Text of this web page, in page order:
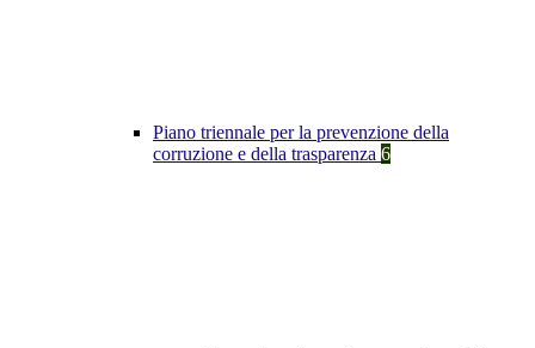
Piano triennale per la prevenzione della
corruzione e della trasparenza 6